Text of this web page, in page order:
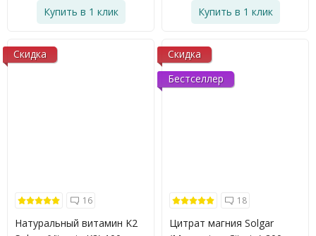
Купить в 1 клик Купить в 1 клик
Скидка
16
Натуральный витамин K2
Скидка
Бестселлер
18
Цитрат магния Solgar